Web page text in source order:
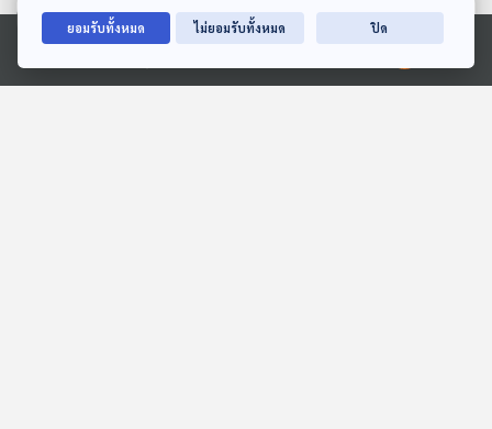
Ⓒ 2020 องค์การกระจายเสียงและแพร่ภาพสาธารณะแห่งประเทศไทย
ตอนที่เกี่ยวข้อง
ยอมรับทั้งหมด ไม่ยอมรับทั้งหมด ปิด